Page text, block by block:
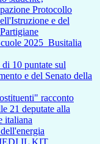
Protocollo
e del
2025_Busitalia
10 puntate sul
e del Senato della
racconto
21 deputate alla
italiana